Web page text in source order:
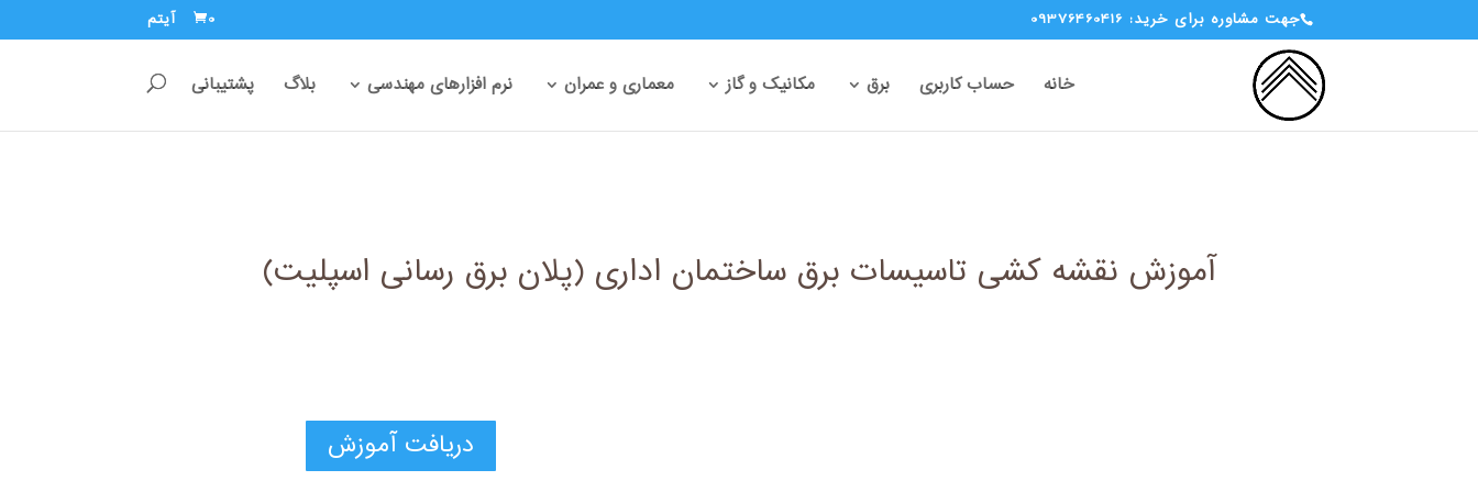
جهت مشاوره برای خرید: 09376460416 0 آیتم
خانه حساب کاربری برق مکانیک و گاز معماری و عمران نرم افزارهای مهندسی بلاگ پشتیبانی
آموزش نقشه کشی تاسیسات برق ساختمان اداری (پلان برق رسانی اسپلیت)
دریافت آموزش